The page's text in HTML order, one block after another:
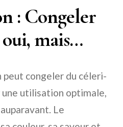
: Congeler
mais…
peut congeler du céleri-
une utilisation optimale,
Le